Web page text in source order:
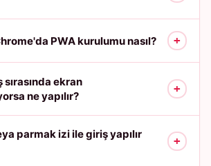
PWA kurulumu nasıl? +
ekran
ne yapılır?
+
parmak izi ile giriş yapılır
+